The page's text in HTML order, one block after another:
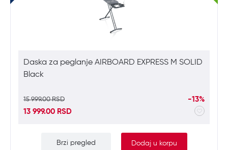
Brzi pregled Dodaj u korpu
Daska za peglanje AIRBOARD EXPRESS M SOLID
Black
15 999.00 RSD
-13%
13 999.00 RSD